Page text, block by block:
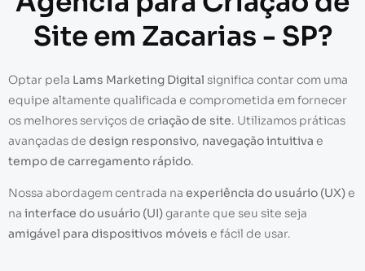
Site em Zacarias - SP?
Optar pela Lams Marketing Digital significa contar com uma
equipe altamente qualificada e comprometida em fornecer
os melhores serviços de criação de site. Utilizamos práticas
avançadas de design responsivo, navegação intuitiva e
tempo de carregamento rápido.
Nossa abordagem centrada na experiência do usuário (UX)e
na interface do usuário (UI)garante que seu site seja
amigável para dispositivos móveis e fácil de usar.